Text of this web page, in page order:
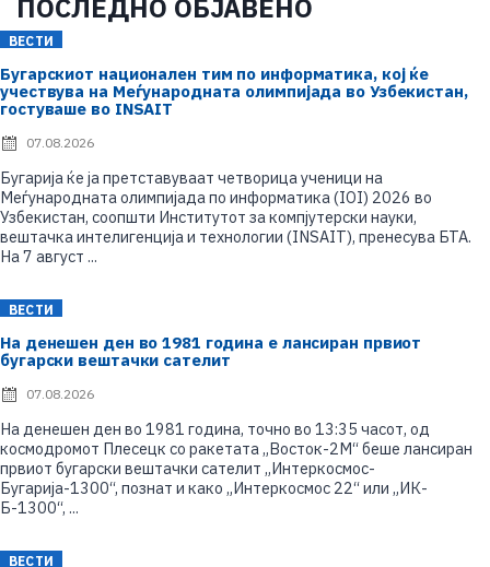
ПОСЛЕДНО ОБЈАВЕНО
ВЕСТИ
Бугарскиот национален тим по информатика, кој ќе
учествува на Меѓународната олимпијада во Узбекистан,
гостуваше во INSAIT
P
s
t
e
d
o
n
07.08.2026
Бугарија ќе ја претставуваат четворица ученици на
Меѓународната олимпијада по информатика (IOI) 2026 во
Узбекистан, соопшти Институтот за компјутерски науки,
вештачка интелигенција и технологии (INSAIT), пренесува БТА.
На 7 август ...
ВЕСТИ
На денешен ден во 1981 година е лансиран првиот
бугарски вештачки сателит
P
s
t
e
d
o
n
07.08.2026
На денешен ден во 1981 година, точно во 13:35 часот, од
космодромот Плесецк со ракетата „Восток-2М“ беше лансиран
првиот бугарски вештачки сателит „Интеркосмос-
Бугарија-1300“, познат и како „Интеркосмос 22“ или „ИК-
Б-1300“, ...
ВЕСТИ